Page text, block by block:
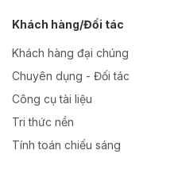
Khách hàng/Đối tác
Khách hàng đại chúng
Chuyên dụng - Đối tác
Công cụ tài liệu
Tri thức nền
Tính toán chiếu sáng